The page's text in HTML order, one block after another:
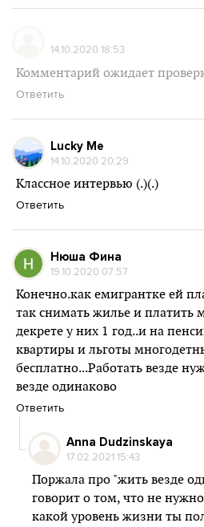
14.10.2020 18:53
Комментарий ожидает
Ответить
Lucky Me
14.10.2020 20:29
Классное интервью (.)(.)
Ответить
Нюша Фина
19.10.2020 07:57
Конечно.как емигрантке ей
так снимать жилье и платить
декрете у них 1 год..и на
квартиры и льготы
бесплатно...Работать везде
везде одинаково
Ответить
Anna Dudzinskaya
17.02.2021 15:43
Поржала про "жить везде
говорит о том, что не
какой уровень жизни ты